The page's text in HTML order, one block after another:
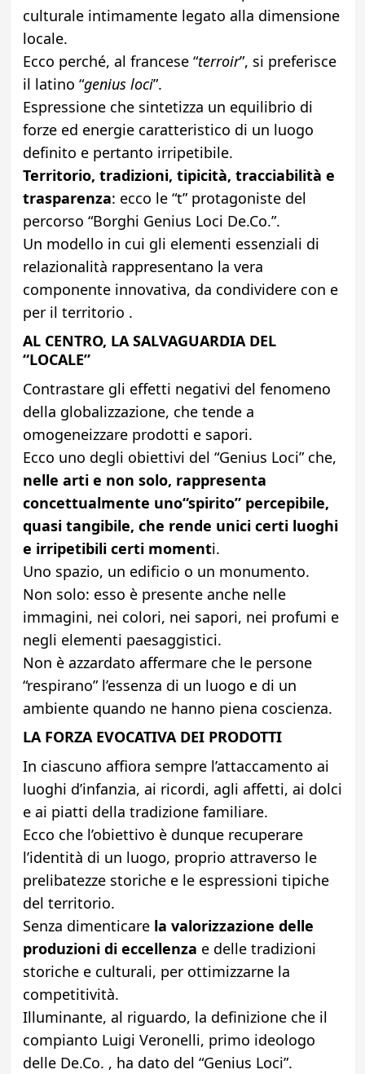
culturale intimamente legato alla dimensione
locale.
Ecco perché, al francese “terroir”, si preferisce
il latino “genius loci”.
Espressione che sintetizza un equilibrio di
forze ed energie caratteristico di un luogo
definito e pertanto irripetibile.
Territorio, tradizioni, tipicità, tracciabilità e
trasparenza: ecco le “t” protagoniste del
percorso “Borghi Genius Loci De.Co.”.
Un modello in cui gli elementi essenziali di
relazionalità rappresentano la vera
componente innovativa, da condividere con e
per il territorio .
AL CENTRO, LA SALVAGUARDIA DEL
“LOCALE”
Contrastare gli effetti negativi del fenomeno
della globalizzazione, che tende a
omogeneizzare prodotti e sapori.
Ecco uno degli obiettivi del “Genius Loci” che,
nelle arti e non solo, rappresenta
concettualmente uno“spirito” percepibile,
quasi tangibile, che rende unici certi luoghi
e irripetibili certi momenti.
Uno spazio, un edificio o un monumento.
Non solo: esso è presente anche nelle
immagini, nei colori, nei sapori, nei profumi e
negli elementi paesaggistici.
Non è azzardato affermare che le persone
“respirano” l’essenza di un luogo e di un
ambiente quando ne hanno piena coscienza.
LA FORZA EVOCATIVA DEI PRODOTTI
In ciascuno affiora sempre l’attaccamento ai
luoghi d’infanzia, ai ricordi, agli affetti, ai dolci
e ai piatti della tradizione familiare.
Ecco che l’obiettivo è dunque recuperare
l’identità di un luogo, proprio attraverso le
prelibatezze storiche e le espressioni tipiche
del territorio.
Senza dimenticare la valorizzazione delle
produzioni di eccellenza e delle tradizioni
storiche e culturali, per ottimizzarne la
competitività.
Illuminante, al riguardo, la definizione che il
compianto Luigi Veronelli, primo ideologo
delle De.Co. , ha dato del “Genius Loci”.